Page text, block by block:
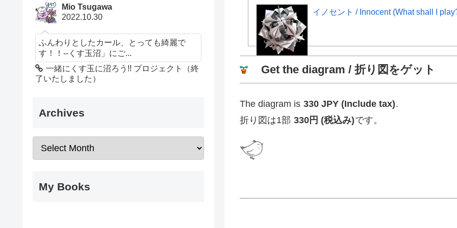
イノセント / Innocent (What shall I
Get the diagram / 折り図をゲット
The diagram is 330 JPY (Include tax).
折り図は1部 330円 (税込み)です。
Mio Tsugawa
2022.10.30
ふんわりとしたカール、とっても綺麗で
す！！--くす玉沼」にご...
一緒にくす玉に沼ろう!! プロジェクト（終
了いたしました）
Archives
My Books